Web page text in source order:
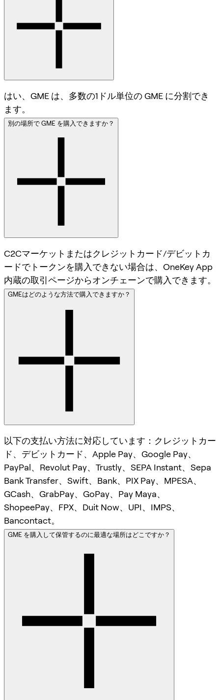
はい、GME は、多数の1ドル単位の GME に分割でき
ます。
別の場所で GME を購入できますか？
C2Cマーケットまたはクレジットカード/デビットカ
ードでトークンを購入できない場合は、OneKey App
内蔵の取引ページからオンチェーンで購入できます。
GMEはどのような方法で購入できますか？
以下の支払い方法に対応しています：クレジットカー
ド、デビットカード、Apple Pay、Google Pay、
PayPal、Revolut Pay、Trustly、SEPA Instant、Sepa
Bank Transfer、Swift、Bank、PIX Pay、MPESA、
GCash、GrabPay、GoPay、Pay Maya、
ShopeePay、FPX、Duit Now、UPI、IMPS、
Bancontact。
GME を購入して保管するのに最適な場所はどこですか？